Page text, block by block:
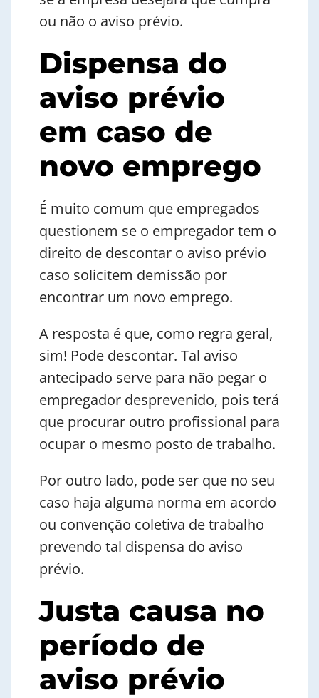
ou não o aviso prévio.
Dispensa do
aviso prévio
em caso de
novo emprego
É muito comum que empregados
questionem se o empregador tem o
direito de descontar o aviso prévio
caso solicitem demissão por
encontrar um novo emprego.
A resposta é que, como regra geral,
sim! Pode descontar. Tal aviso
antecipado serve para não pegar o
empregador desprevenido, pois terá
que procurar outro profissional para
ocupar o mesmo posto de trabalho.
Por outro lado, pode ser que no seu
caso haja alguma norma em acordo
ou convenção coletiva de trabalho
prevendo tal dispensa do aviso
prévio.
Justa causa no
período de
aviso prévio